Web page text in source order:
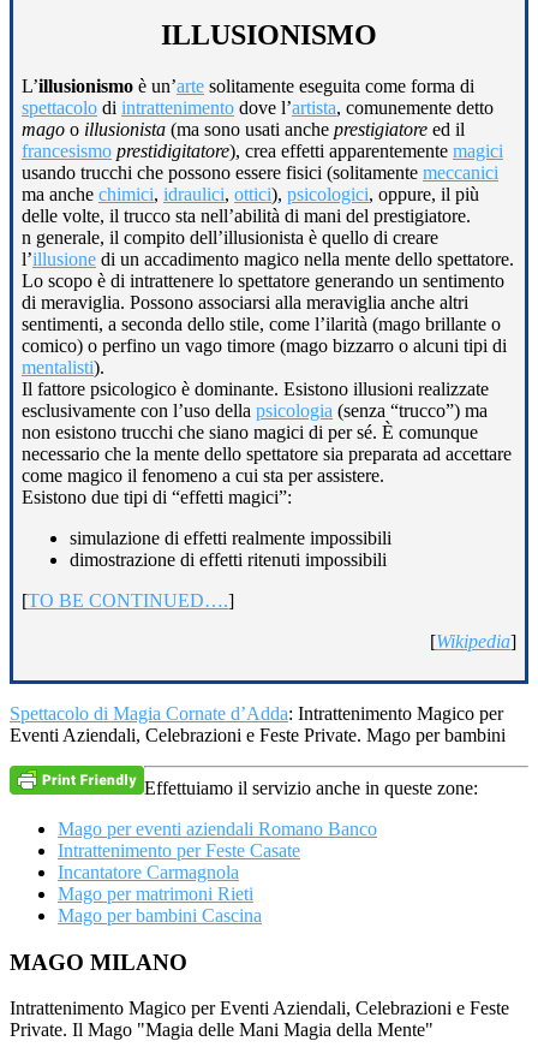
ILLUSIONISMO
L’illusionismo è un’arte solitamente eseguita come forma di
spettacolo di intrattenimento dove l’artista, comunemente detto
mago o illusionista (ma sono usati anche prestigiatore ed il
francesismo prestidigitatore), crea effetti apparentemente magici
usando trucchi che possono essere fisici (solitamente meccanici
ma anche chimici, idraulici, ottici), psicologici, oppure, il più
delle volte, il trucco sta nell’abilità di mani del prestigiatore.
n generale, il compito dell’illusionista è quello di creare
l’illusione di un accadimento magico nella mente dello spettatore.
Lo scopo è di intrattenere lo spettatore generando un sentimento
di meraviglia. Possono associarsi alla meraviglia anche altri
sentimenti, a seconda dello stile, come l’ilarità (mago brillante o
comico) o perfino un vago timore (mago bizzarro o alcuni tipi di
mentalisti).
Il fattore psicologico è dominante. Esistono illusioni realizzate
esclusivamente con l’uso della psicologia (senza “trucco”) ma
non esistono trucchi che siano magici di per sé. È comunque
necessario che la mente dello spettatore sia preparata ad accettare
come magico il fenomeno a cui sta per assistere.
Esistono due tipi di “effetti magici”:
simulazione di effetti realmente impossibili
dimostrazione di effetti ritenuti impossibili
[TO BE CONTINUED….]
[Wikipedia]
Spettacolo di Magia Cornate d’Adda: Intrattenimento Magico per
Eventi Aziendali, Celebrazioni e Feste Private. Mago per bambini
Effettuiamo il servizio anche in queste zone:
Mago per eventi aziendali Romano Banco
Intrattenimento per Feste Casate
Incantatore Carmagnola
Mago per matrimoni Rieti
Mago per bambini Cascina
Footer
MAGO MILANO
Intrattenimento Magico per Eventi Aziendali, Celebrazioni e Feste
Private. Il Mago "Magia delle Mani Magia della Mente"